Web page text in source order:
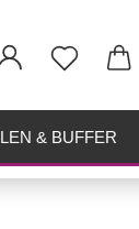
& BUFFER